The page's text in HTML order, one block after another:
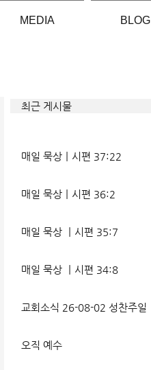
MEDIA BLOG
최근 게시물
매일 묵상ㅣ시편 37:22
매일 묵상ㅣ시편 36:2
매일 묵상 ㅣ시편 35:7
매일 묵상 ㅣ시편 34:8
교회소식 26-08-02 성찬주일
오직 예수